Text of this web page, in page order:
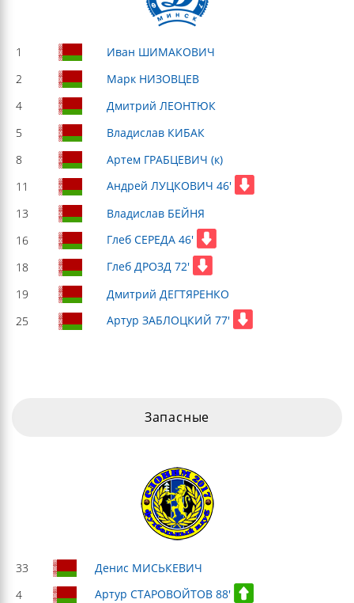
1
Иван ШИМАКОВИЧ
2
Марк НИЗОВЦЕВ
4
Дмитрий ЛЕОНТЮК
5
Владислав КИБАК
8
Артем ГРАБЦЕВИЧ (к)
11
Андрей ЛУЦКОВИЧ 46'
13
Владислав БЕЙНЯ
16
Глеб СЕРЕДА 46'
18
Глеб ДРОЗД 72'
19
Дмитрий ДЕГТЯРЕНКО
25
Артур ЗАБЛОЦКИЙ 77'
Запасные
33
Денис МИСЬКЕВИЧ
4
Артур СТАРОВОЙТОВ 88'